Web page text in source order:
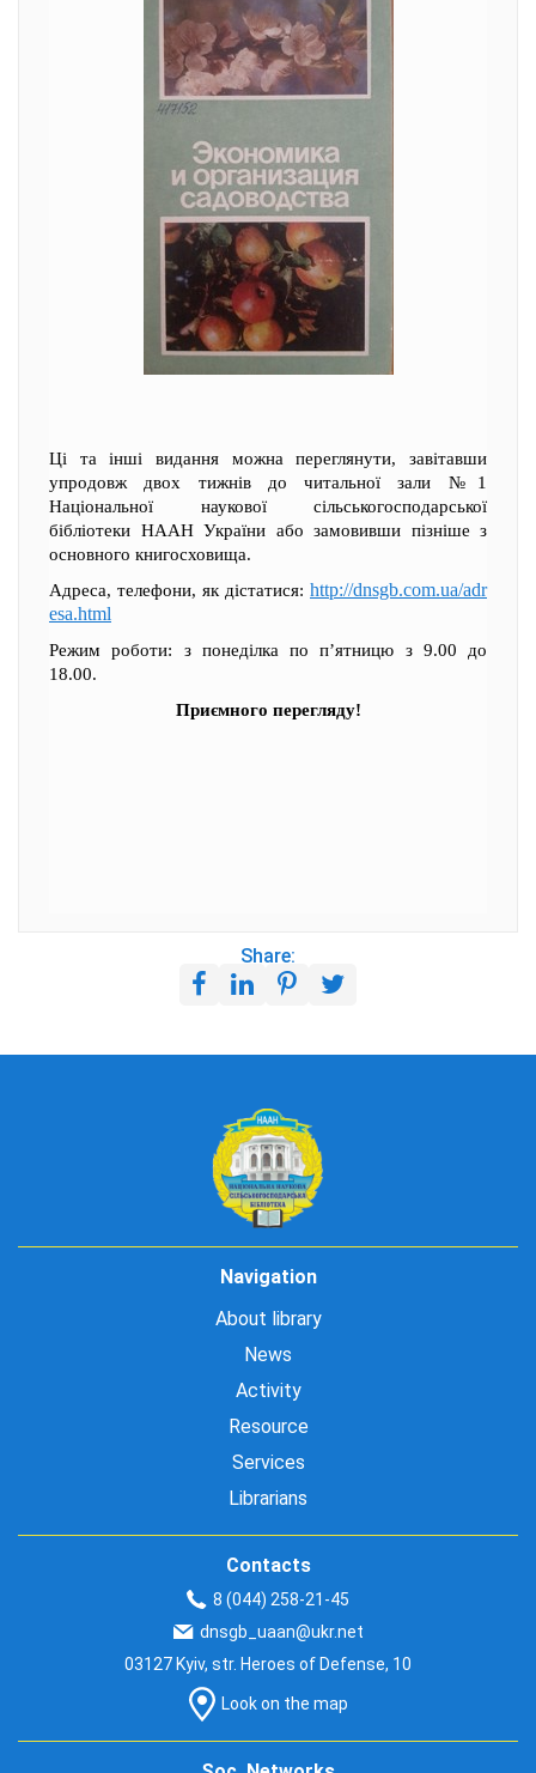
Ці та інші видання можна переглянути, завітавши
упродовж двох тижнів до читальної зали №1
Національної наукової сільськогосподарської
бібліотеки НААН України або замовивши пізніше з
основного книгосховища.
Адреса, телефони, як дістатися: http://dnsgb.com.ua/adr
esa.html
Режим роботи: з понеділка по п’ятницю з 9.00 до
18.00.
Приємного перегляду!
Share:
Navigation
About library
News
Activity
Resource
Services
Librarians
Contacts
8 (044) 258-21-45
dnsgb_uaan@ukr.net
03127 Kyiv, str. Heroes of Defense, 10
Look on the map